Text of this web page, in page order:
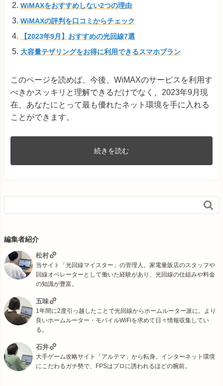
WiMAXをおすすめしない2つの理由
WiMAXの評判を口コミからチェック
【2023年9月】おすすめの光回線7選
大容量テザリングをお得に利用できるスマホプラン
このページを読めば、今後、WiMAXのサービスを利用す
べきかスッキリと理解できるだけでなく、2023年9月現
在、あなたにとって最も優れたネット環境を手に入れる
ことができます。
続きを読む

編集者紹介
松村
当サイト「光回線マイスター」の管理人。家電量販店のスタッフや
回線オペレーターとして働いた経験があり、光回線の仕組みや料金
の知識が豊富。
五味
1年間に2度引っ越したことで光回線からホームルーター派に。より
良いホームルーター・モバイルWiFiを求めて日々情報収集してい
る。
石井
大手ゲーム攻略サイト「アルテマ」から転身。インターネット環境
にこだわるガチ勢で、FPSはプロに誘われるほどの腕前。